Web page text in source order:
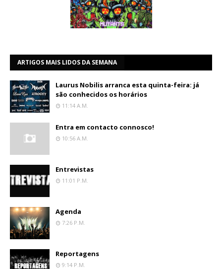
ARTIGOS MAIS LIDOS DA SEMANA
Laurus Nobilis arranca esta quinta-feira: já
são conhecidos os horários
11:14 A.m.
Entra em contacto connosco!
10:56 A.m.
Entrevistas
11:01 P.m.
Agenda
7:26 P.m.
Reportagens
9:14 P.m.